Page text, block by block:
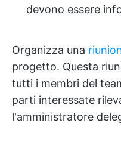
devono essere
Organizza una
progetto. Questa
tutti i membri del
parti interessate
l'amministratore